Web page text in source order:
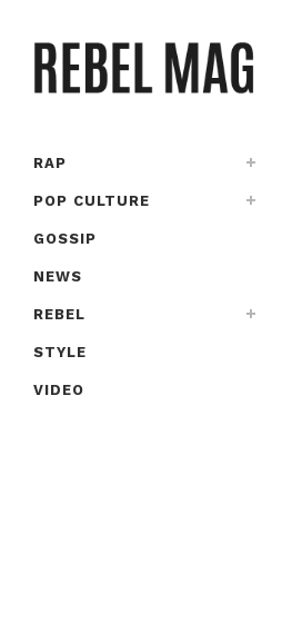
RAP
POP CULTURE
GOSSIP
NEWS
REBEL
STYLE
VIDEO